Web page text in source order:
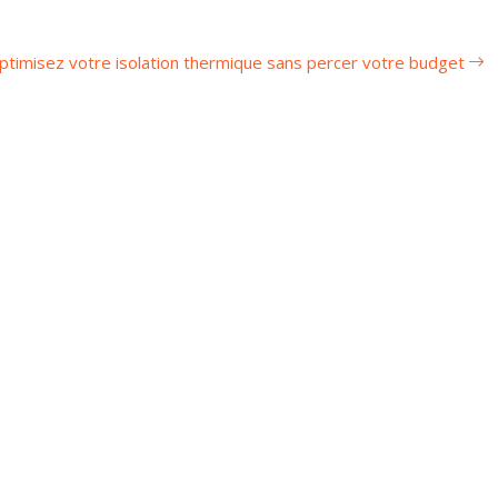
votre isolation thermique sans percer votre budget